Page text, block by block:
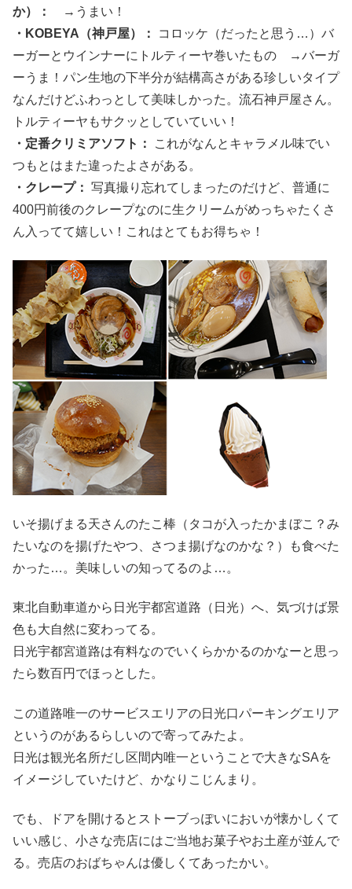
か）：
→うまい！
・KOBEYA（神戸屋）：
コロッケ（だったと思う…）バ
ーガーとウインナーにトルティーヤ巻いたもの →バーガ
ーうま！パン生地の下半分が結構高さがある珍しいタイプ
なんだけどふわっとして美味しかった。流石神戸屋さん。
トルティーヤもサクッとしていていい！
・定番クリミアソフト：
これがなんとキャラメル味でい
つもとはまた違ったよさがある。
・クレープ： 写真撮り忘れてしまったのだけど、普通に
400円前後のクレープなのに生クリームがめっちゃたくさ
ん入ってて嬉しい！これはとてもお得ちゃ！
いそ揚げまる天さんのたこ棒（タコが入ったかまぼこ？み
たいなのを揚げたやつ、さつま揚げなのかな？）も食べた
かった…。美味しいの知ってるのよ…。
東北自動車道から日光宇都宮道路（日光）へ、気づけば景
色も大自然に変わってる。
日光宇都宮道路は有料なのでいくらかかるのかなーと思っ
たら数百円でほっとした。
この道路唯一のサービスエリアの日光口パーキングエリア
というのがあるらしいので寄ってみたよ。
日光は観光名所だし区間内唯一ということで大きなSAを
イメージしていたけど、かなりこじんまり。
でも、ドアを開けるとストーブっぽいにおいが懐かしくて
いい感じ、小さな売店にはご当地お菓子やお土産が並んで
る。売店のおばちゃんは優しくてあったかい。